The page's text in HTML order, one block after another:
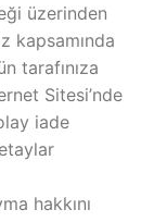
üzerinden
kapsamında
tarafınıza
Sitesi’nde
iade
hakkını